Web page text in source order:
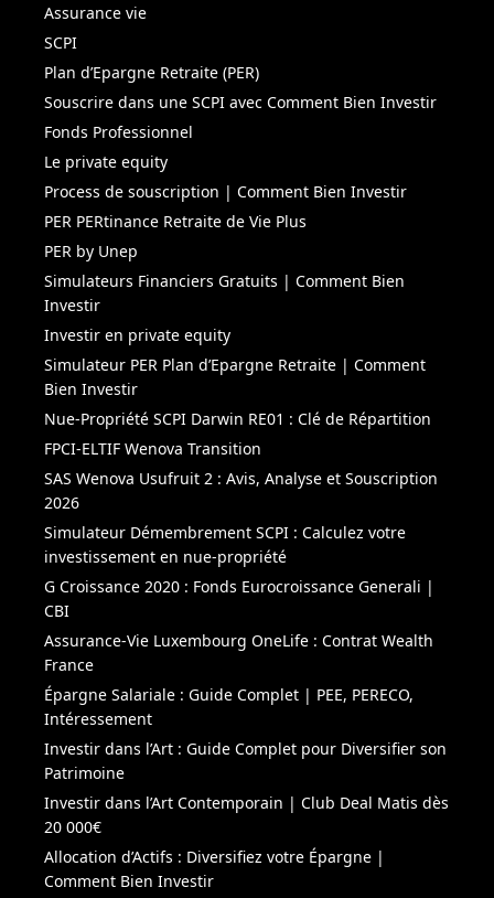
Assurance vie
SCPI
Plan d’Epargne Retraite (PER)
Souscrire dans une SCPI avec Comment Bien Investir
Fonds Professionnel
Le private equity
Process de souscription | Comment Bien Investir
PER PERtinance Retraite de Vie Plus
PER by Unep
Simulateurs Financiers Gratuits | Comment Bien
Investir
Investir en private equity
Simulateur PER Plan d’Epargne Retraite | Comment
Bien Investir
Nue-Propriété SCPI Darwin RE01 : Clé de Répartition
FPCI-ELTIF Wenova Transition
SAS Wenova Usufruit 2 : Avis, Analyse et Souscription
2026
Simulateur Démembrement SCPI : Calculez votre
investissement en nue-propriété
G Croissance 2020 : Fonds Eurocroissance Generali |
CBI
Assurance-Vie Luxembourg OneLife : Contrat Wealth
France
Épargne Salariale : Guide Complet | PEE, PERECO,
Intéressement
Investir dans l’Art : Guide Complet pour Diversifier son
Patrimoine
Investir dans l’Art Contemporain | Club Deal Matis dès
20 000€
Allocation d’Actifs : Diversifiez votre Épargne |
Comment Bien Investir